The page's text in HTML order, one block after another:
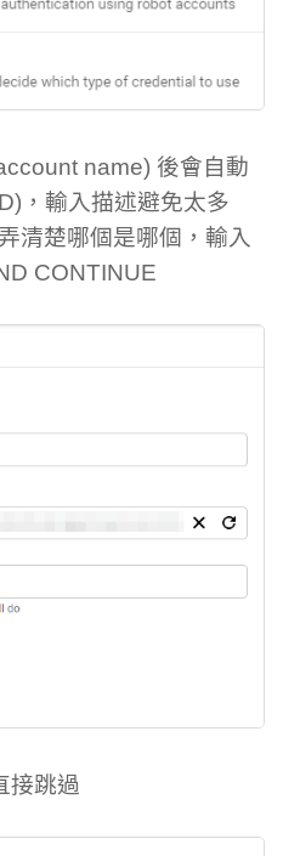
name) 後會自動
，輸入描述避免太多
清楚哪個是哪個，輸入
CONTINUE
接跳過